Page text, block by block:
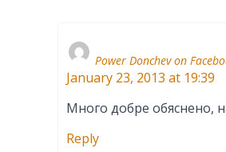
Power Donchev on
January 23, 2013 at 19:39
Много добре обяснено,
Reply